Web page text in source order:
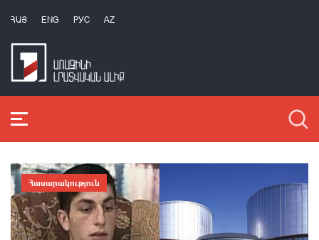
ՀԱՅ ENG РУС AZ
Հասարակություն